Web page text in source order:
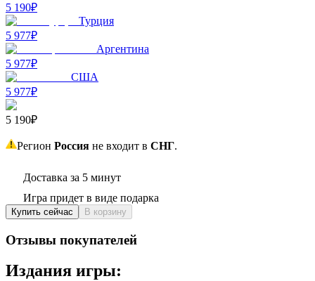
5 190₽
Турция
5 977₽
Аргентина
5 977₽
США
5 977₽
5 190₽
Регион Россия не входит в СНГ.
Доставка за 5 минут
Игра придет в виде подарка
Купить сейчас В корзину
Отзывы покупателей
Издания игры: